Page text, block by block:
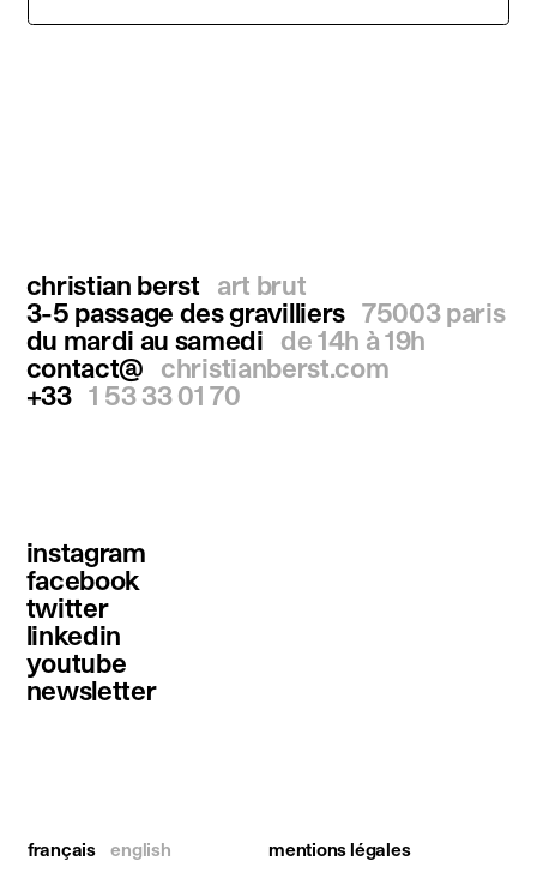
christian berst
art brut
3-5 passage des gravilliers 75003 paris
du mardi au samedi
de 14h à 19h
contact@
christianberst.com
+33 1 53 33 01 70
instagram
facebook
twitter
linkedin
youtube
newsletter
français english mentions légales